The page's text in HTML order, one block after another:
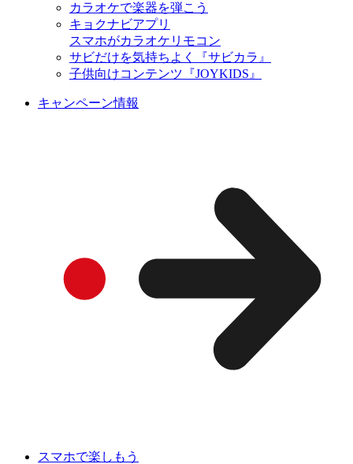
カラオケで楽器を弾こう
キョクナビアプリ
スマホがカラオケリモコン
サビだけを気持ちよく『サビカラ』
子供向けコンテンツ『JOYKIDS』
キャンペーン情報
スマホで楽しもう